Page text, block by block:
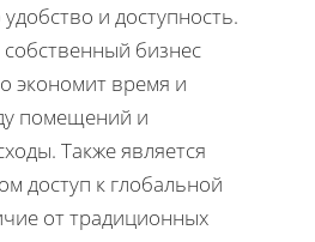
и доступность.
бизнес
экономит время и
помещений и
Также является
доступ к глобальной
от традиционных